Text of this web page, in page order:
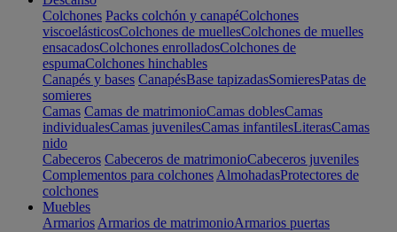
Colchones Packs colchón y canapéColchones
viscoelásticosColchones de muellesColchones de muelles
ensacadosColchones enrolladosColchones de
espumaColchones hinchables
Canapés y bases CanapésBase tapizadasSomieresPatas de
somieres
Camas Camas de matrimonioCamas doblesCamas
individualesCamas juvenilesCamas infantilesLiterasCamas
nido
Cabeceros Cabeceros de matrimonioCabeceros juveniles
Complementos para colchones AlmohadasProtectores de
colchones
Muebles
Armarios Armarios de matrimonioArmarios puertas